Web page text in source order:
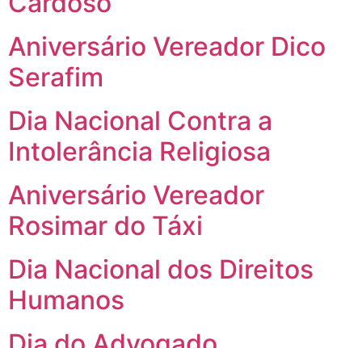
Aniversário Vereador Dico
Serafim
Dia Nacional Contra a
Intolerância Religiosa
Aniversário Vereador
Rosimar do Táxi
Dia Nacional dos Direitos
Humanos